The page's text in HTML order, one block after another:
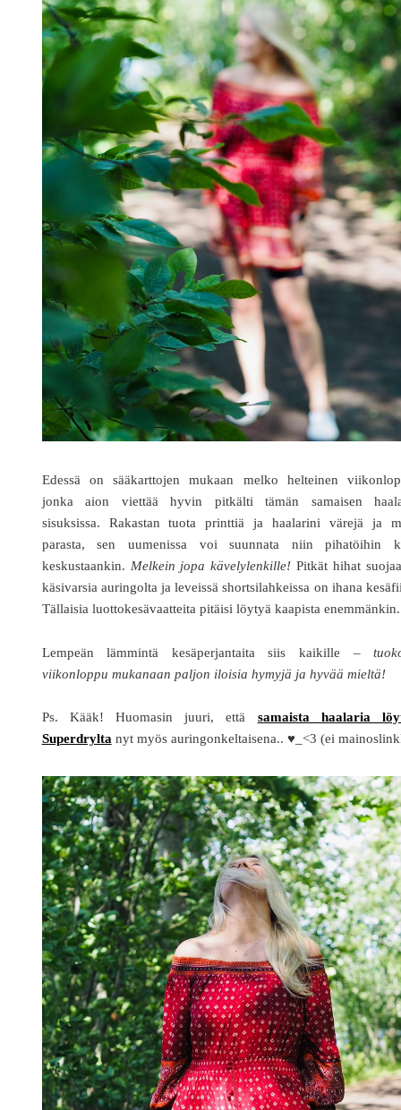
Edessä on sääkarttojen mukaan melko helteinen
jonka aion viettää hyvin pitkälti tämän samaisen
sisuksissa. Rakastan tuota printtiä ja haalarini värejä ja
parasta, sen uumenissa voi suunnata niin pihatöihin
keskustaankin. Melkein jopa kävelylenkille! Pitkät hihat
käsivarsia auringolta ja leveissä shortsilahkeissa on ihana
Tällaisia luottokesävaatteita pitäisi löytyä kaapista enemmänkin.
Lempeän lämmintä kesäperjantaita siis kaikille –
viikonloppu mukanaan paljon iloisia hymyjä ja hyvää mieltä!
Ps. Kääk! Huomasin juuri, että samaista haalaria
Superdrylta nyt myös auringonkeltaisena.. ♥_<3 (ei